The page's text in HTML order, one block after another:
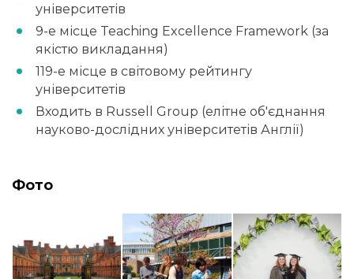
університетів
9-е місце Teaching Excellence Framework (за
якістю викладання)
119-е місце в світовому рейтингу
університетів
Входить в Russell Group (елітне об'єднання
науково-дослідних університетів Англії)
Фото